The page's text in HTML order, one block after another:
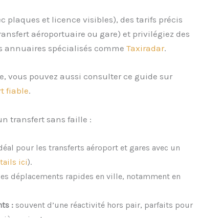
plaques et licence visibles), des tarifs précis
aéroportuaire ou gare) et privilégiez des
annuaires spécialisés comme Taxiradar.
vous pouvez aussi consulter ce guide sur
fiable.
transfert sans faille :
pour les transferts aéroport et gares avec un
ici).
déplacements rapides en ville, notamment en
:souvent d’une réactivité hors pair, parfaits pour